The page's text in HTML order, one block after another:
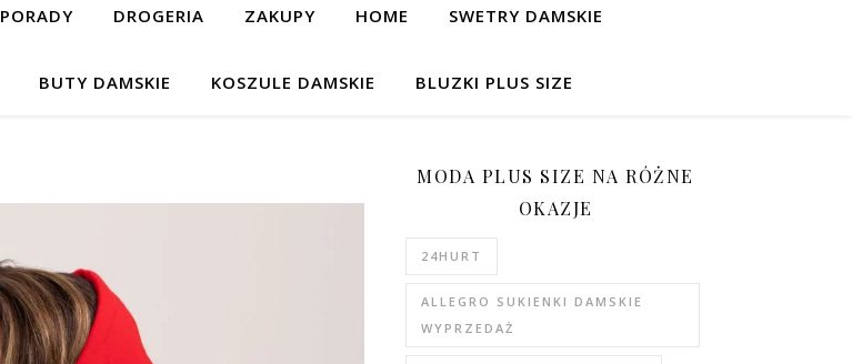
PORADY DROGERIA ZAKUPY HOME SWETRY DAMSKIE
BUTY DAMSKIE KOSZULE DAMSKIE BLUZKI PLUS SIZE
MODA PLUS SIZE NA RÓŻNE
OKAZJE
24HURT
ALLEGRO SUKIENKI DAMSKIE
WYPRZEDAŻ